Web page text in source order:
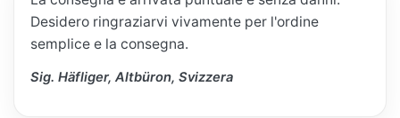
Desidero ringraziarvi vivamente per l'ordine
semplice e la consegna.
Sig. Häfliger, Altbüron, Svizzera